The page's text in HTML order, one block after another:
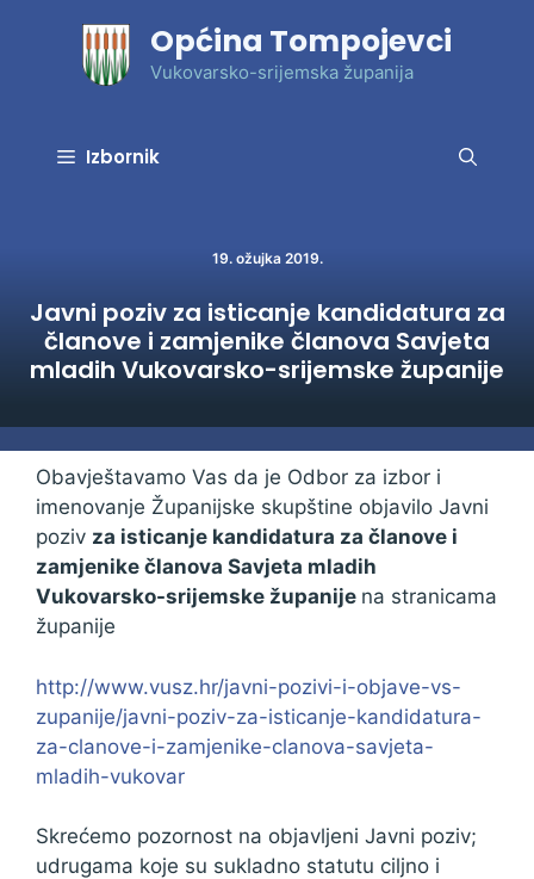
Općina Tompojevci
Vukovarsko-srijemska županija
Izbornik
19. ožujka 2019.
Javni poziv za isticanje kandidatura za
članove i zamjenike članova Savjeta
mladih Vukovarsko-srijemske županije
Obavještavamo Vas da je Odbor za izbor i
imenovanje Županijske skupštine objavilo Javni
poziv za isticanje kandidatura za članove i
zamjenike članova Savjeta mladih
Vukovarsko-srijemske županije na stranicama
županije
http://www.vusz.hr/javni-pozivi-i-objave-vs-
zupanije/javni-poziv-za-isticanje-kandidatura-
za-clanove-i-zamjenike-clanova-savjeta-
mladih-vukovar
Skrećemo pozornost na objavljeni Javni poziv;
udrugama koje su sukladno statutu ciljno i